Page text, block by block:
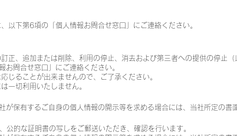
以下第6項の「個人情報お問合せ窓口」にご連絡ください。
正、追加または削除、利用の停止、消去および第三者への提供の停止（
問合せ窓口」にご連絡ください。
じることが出来ませんので、ご了承ください。
一切利用いたしません。
保有するご自身の個人情報の開示等を求める場合には、当社所定の書
的な証明書の写しをご郵送いただき、確認を行います。